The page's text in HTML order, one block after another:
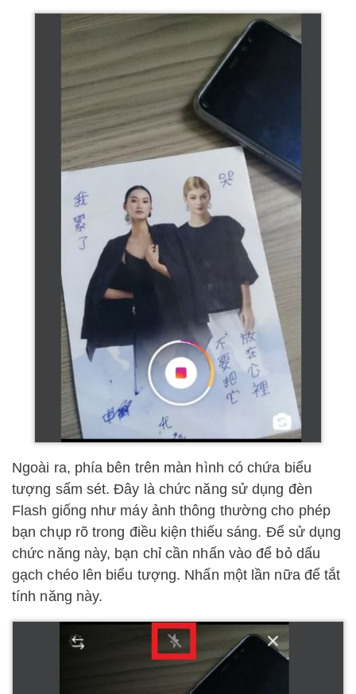
Ngoài ra, phía bên trên màn hình có chứa biểu
tượng sấm sét. Đây là chức năng sử dụng đèn
Flash giống như máy ảnh thông thường cho phép
bạn chụp rõ trong điều kiện thiếu sáng. Để sử dụng
chức năng này, bạn chỉ cần nhấn vào để bỏ dấu
gạch chéo lên biểu tượng. Nhấn một lần nữa để tắt
tính năng này.